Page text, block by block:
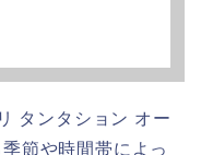
タンタション オー
節や時間帯によっ